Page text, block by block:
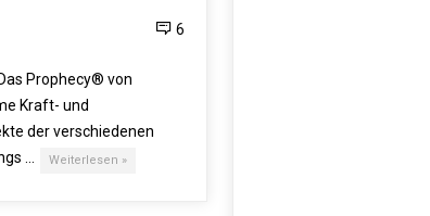
6
Prophecy® von
Kraft- und
der verschiedenen
…
Weiterlesen »